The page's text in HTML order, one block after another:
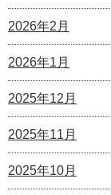
2026年2月
2026年1月
2025年12月
2025年11月
2025年10月